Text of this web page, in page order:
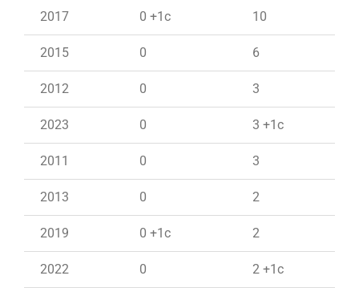
2017 0 +1c 10
2015 0 6
2012 0 3
2023 0 3 +1c
2011 0 3
2013 0 2
2019 0 +1c 2
2022 0 2 +1c